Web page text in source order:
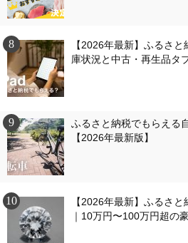
【2026年最新】ふるさ
庫状況と中古・再生品タ
ふるさと納税でもらえる
【2026年最新版】
【2026年最新】ふるさ
｜10万円〜100万円超の